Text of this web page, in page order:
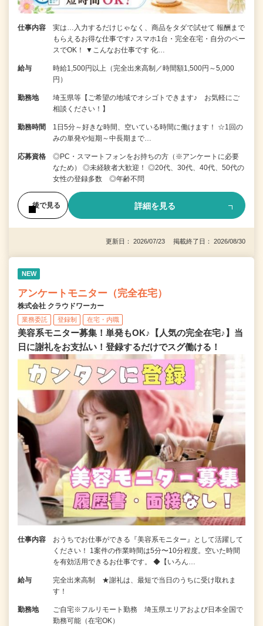
仕事内容
実は…入力するだけじゃなく、商品をタダで試せて 報酬まで
もらえるお得な仕事です♪ スマホ1台・完全在宅・自分のペー
スでOK！ ▼こんなお仕事です 化…
給与
時給1,500円以上（完全出来高制／時間額1,500円～5,000
円）
勤務地
埼玉県等【ご希望の地域でオシゴトできます♪ お気軽にご
相談ください！】
勤務時間
1日5分～好きな時間、空いている時間に働けます！ ☆1回の
みの単発や短期～中長期まで…
応募資格
◎PC・スマートフォンをお持ちの方（※アンケートに必要
なため） ◎未経験者大歓迎！ ◎20代、30代、40代、50代の
女性の登録多数 ◎年齢不問
後で見る 詳細を見る
更新日： 2026/07/23 掲載終了日： 2026/08/30
NEW
アンケートモニター（完全在宅）
株式会社 クラウドワーカー
業務委託 登録制 在宅・内職
美容系モニター募集！単発もOK♪【人気の完全在宅♪】当
日に謝礼をお支払い！登録するだけでスグ働ける！
仕事内容
おうちでお仕事ができる『美容系モニター』として活躍して
ください！ 1案件の作業時間は5分〜10分程度。空いた時間
を有効活用できるお仕事です。 ◆【いろん…
給与
完全出来高制 ★謝礼は、最短で当日のうちに受け取れま
す！
勤務地
ご自宅※フルリモート勤務 埼玉県エリアおよび日本全国で
勤務可能（在宅OK）